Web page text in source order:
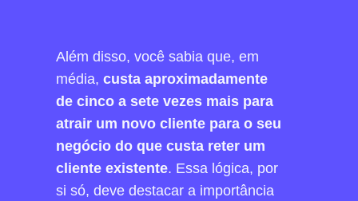
Além disso, você sabia que, em
média, custa aproximadamente
de cinco a sete vezes mais para
atrair um novo cliente para o seu
negócio do que custa reter um
cliente existente. Essa lógica, por
si só, deve destacar a importância